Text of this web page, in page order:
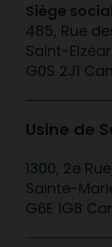
Siège social
485, Rue
Saint-
G0S 2J1
Usine de
1300, 2e
Sainte-
G6E 1G8